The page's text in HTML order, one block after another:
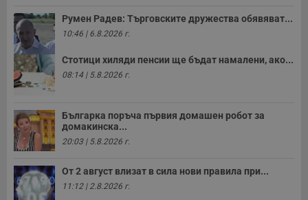
Румен Радев: Търговските дружества обявяват...
10:46 | 6.8.2026 г.
Стотици хиляди пенсии ще бъдат намалени, ако...
08:14 | 5.8.2026 г.
Българка поръча първия домашен робот за
домакинска...
20:03 | 5.8.2026 г.
От 2 август влизат в сила нови правила при...
11:12 | 2.8.2026 г.